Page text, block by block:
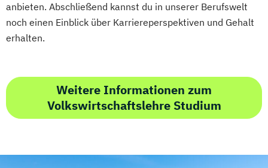
anbieten. Abschließend kannst du in unserer Berufswelt
noch einen Einblick über Karriereperspektiven und Gehalt
erhalten.
Weitere Informationen zum
Volkswirtschaftslehre Studium